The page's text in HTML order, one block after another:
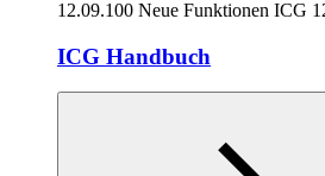
12.09.100 Neue Funktionen ICG
ICG Handbuch